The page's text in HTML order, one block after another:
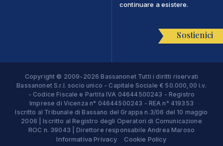
continuare a esistere.
Sostienici
Copyright © 2009-2026 Bassanonet Tutti i diritti riservati
Bassanonet S.r.l. socio unico - Capitale Sociale € 50.000,00 i.v.
- Codice Fiscale e Partita IVA 04644500243 - Registro
Imprese di Vicenza n° 04644500243 - REA n° 419353
Iscritto al Tribunale di Bassano del Grappa n.3/06 del 10 maggio
2006 | Iscritto al Registro degli Operatori di Comunicazione
ROC n. 39043 | Direttore responsabile Andrea Maroso
Informativa Privacy
Cookie Policy